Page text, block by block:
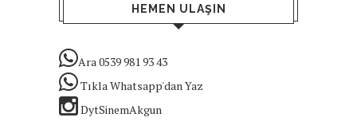
HEMEN ULAŞIN
Ara 0539 981 93 43
Tıkla Whatsapp'dan Yaz
DytSinemAkgun